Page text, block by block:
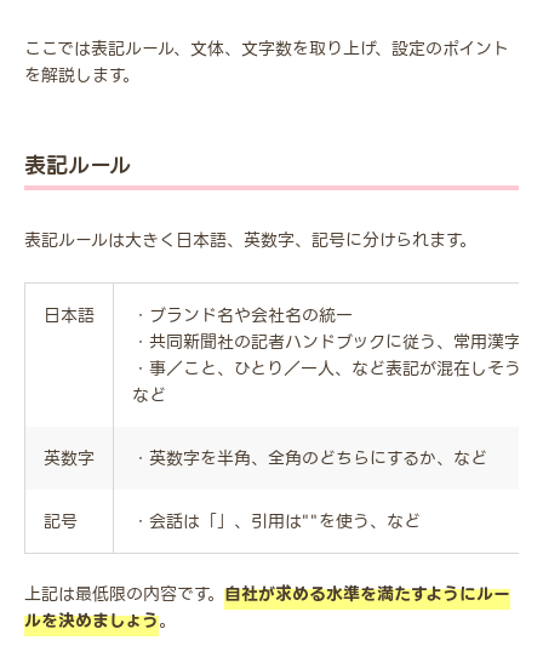
ここでは表記ルール、文体、文字数を取り上げ、設定のポイント
を解説します。
表記ルール
表記ルールは大きく日本語、英数字、記号に分けられます。
日本語
・ブランド名や会社名の統一
・共同新聞社の記者ハンドブックに従う、常用漢字
・事／こと、ひとり／一人、など表記が混在しそう
など
英数字 ・英数字を半角、全角のどちらにするか、など
記号 ・会話は「」、引用は""を使う、など
上記は最低限の内容です。 自社が求める水準を満たすようにルー
ルを決めましょう。